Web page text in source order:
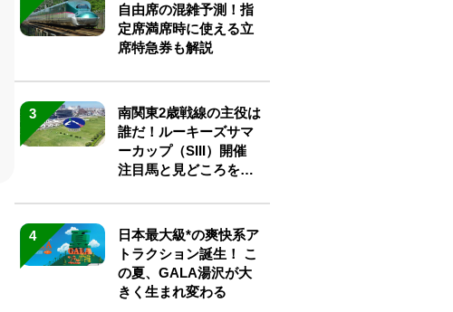
自由席の混雑予測！指
定席満席時に使える立
席特急券も解説
3
南関東2歳戦線の主役は
誰だ！ルーキーズサマ
ーカップ（SIII）開催
注目馬と見どころをチ
4
日本最大級*の爽快系ア
トラクション誕生！ こ
の夏、GALA湯沢が大
きく生まれ変わる